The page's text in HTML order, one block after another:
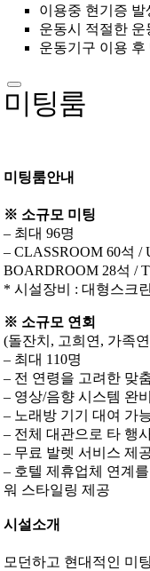
이용중 현기증
운동시 적절한
운동기구 이용
미팅룸
미팅룸안내
※ 소규모 미팅
– 최대 96명
– CLASSROOM 60석 /
BOARDROOM 28석 /
* 시설장비 : 대형스크
※ 소규모 연회
(돌잔치, 고희연, 가족
– 최대 110명
– 전 연령을 고려한 맞
– 영상/음향 시스템 완비
– 노래방 기기 대여 가
– 전체 대관으로 타 행
– 무료 발렛 서비스 제
– 호텔 제휴업체 연계
워 스타일링 제공
시설소개
모던하고 현대적인 미